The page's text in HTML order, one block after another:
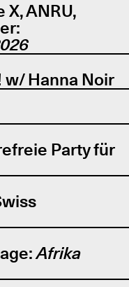
X, ANRU,
w/ Hanna Noir
Party für
Afrika